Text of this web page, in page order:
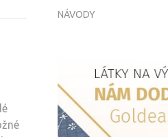
BODECH
NÁVODY